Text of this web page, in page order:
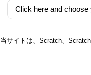
当サイトは、Scratch、